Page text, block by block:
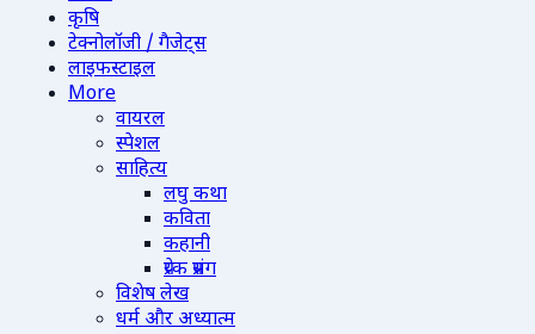
कृषि
टेक्नोलॉजी / गैजेट्स
लाइफस्टाइल
More
वायरल
स्पेशल
साहित्य
लघु कथा
कविता
कहानी
प्रेरक प्रसंग
विशेष लेख
धर्म और अध्यात्म